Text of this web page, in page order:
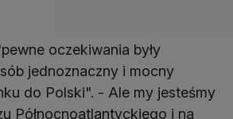
oczekiwania były
jednoznaczny i mocny
do Polski". - Ale my jesteśmy
Północnoatlantyckiego i na